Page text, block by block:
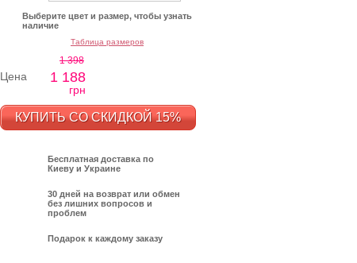
Выберите цвет и размер, чтобы узнать
наличие
Таблица размеров
Цена
1 398
1 188
грн
КУПИТЬ СО СКИДКОЙ 15%
Бесплатная доставка по
Киеву и Украине
30 дней на возврат или обмен
без лишних вопросов и
проблем
Подарок к каждому заказу